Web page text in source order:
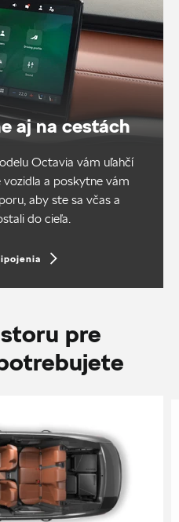
aj na cestách
Octavia vám uľahčí
vozidla a poskytne vám
aby ste sa včas a
do cieľa.
pre